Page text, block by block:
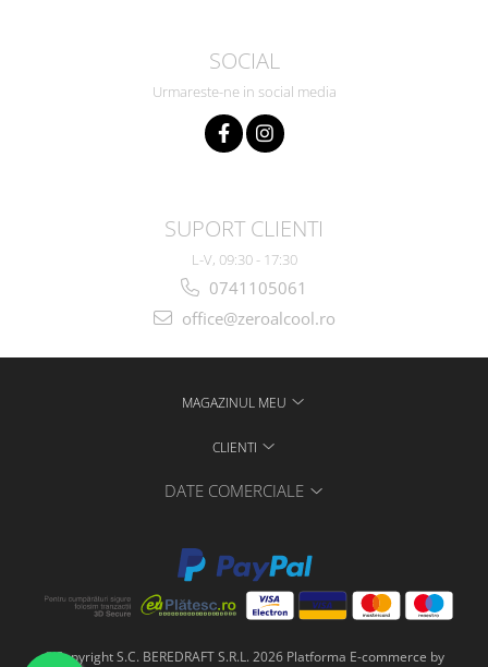
SOCIAL
Urmareste-ne in social media
SUPORT CLIENTI
L-V, 09:30 - 17:30
0741105061
office@zeroalcool.ro
MAGAZINUL MEU
CLIENTI
DATE COMERCIALE
©Copyright S.C. BEREDRAFT S.R.L. 2026 Platforma E-commerce by